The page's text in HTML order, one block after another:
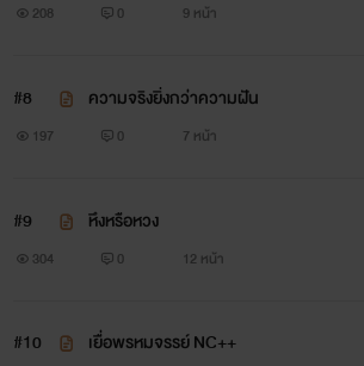
208 0 9 หน้า
#8 ความจริงยิ่งกว่าความฝัน
197 0 7 หน้า
#9 หึงหรือหวง
304 0 12 หน้า
#10 เยื่อพรหมจรรย์ NC++